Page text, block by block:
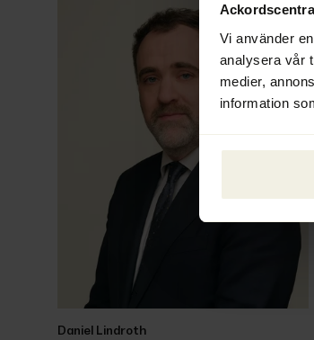
Vi använder
analysera vår
medier,
information
Daniel Lindroth